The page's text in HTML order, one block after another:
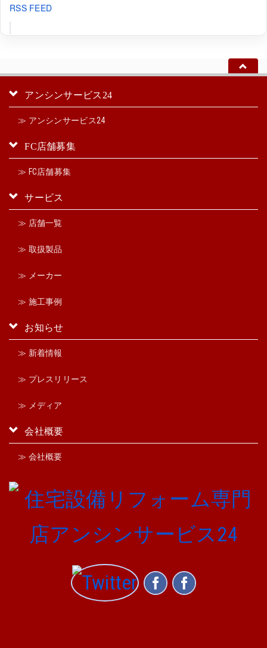
RSS FEED
アンシンサービス24
≫ アンシンサービス24
FC店舗募集
≫ FC店舗募集
サービス
≫ 店舗一覧
≫ 取扱製品
≫ メーカー
≫ 施工事例
お知らせ
≫ 新着情報
≫ プレスリリース
≫ メディア
会社概要
≫ 会社概要